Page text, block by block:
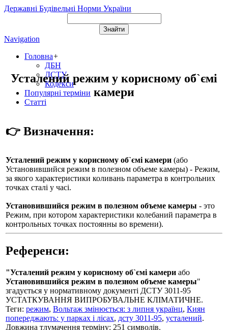
Державні Будівельні Норми України
Navigation
Головна+
ДБН
ДСТУ
Кодекси
Популярні терміни
Статті
Усталений режим у корисному об`ємі
камери
👉 Визначення:
Усталений режим у корисному об`ємі камери (або
Установившийся режим в полезном объеме камеры) - Режим,
за якого характеристики коливань параметра в контрольних
точках сталі у часі.
Установившийся режим в полезном объеме камеры - это
Режим, при котором характеристики колебаний параметра в
контрольных точках постоянны во времени).
Референси:
"Усталений режим у корисному об`ємі камери або
Установившийся режим в полезном объеме камеры"
згадується у нормативному документі ДСТУ 3011-95
УСТАТКУВАННЯ ВИПРОБУВАЛЬНЕ КЛІМАТИЧНЕ.
Теги: режим, Вольтаж змінюється: з липня українц, Киян
попереджають: у парках і лісах, дсту 3011-95, усталений.
Довжина тлумачення терміну: 251 символів.